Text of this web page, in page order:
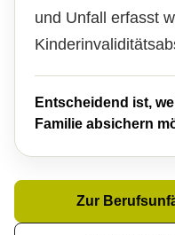
und Unfall erfasst
Entscheidend ist,
Familie absichern
Zur